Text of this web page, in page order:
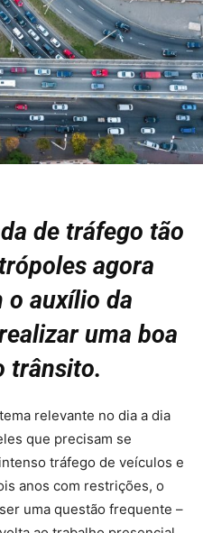
de tráfego tão
agora
o auxílio da
uma boa
trânsito.
relevante no dia a dia
que precisam se
tráfego de veículos e
anos com restrições, o
uma questão frequente –